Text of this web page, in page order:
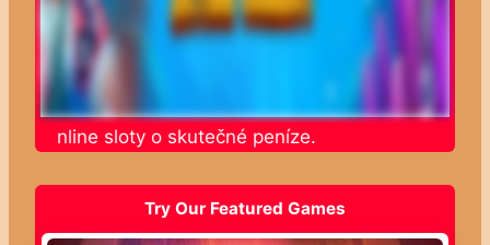
online sloty o skutečné peníze.
Try Our Featured Games